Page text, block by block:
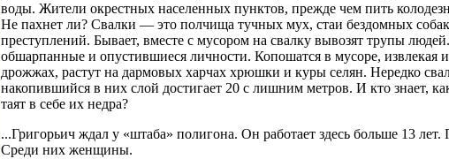
воды. Жители окрестных населенных пунктов, прежде чем пить
Не пахнет ли? Свалки — это полчища тучных мух, стаи бездомных
преступлений. Бывает, вместе с мусором на свалку вывозят трупы
обшарпанные и опустившиеся личности. Копошатся в мусоре, извлекая
дрожжах, растут на дармовых харчах хрюшки и куры селян. Нередко
накопившийся в них слой достигает 20 с лишним метров. И кто знает,
таят в себе их недра?
...Григорьич ждал у «штаба» полигона. Он работает здесь больше 13 лет.
Среди них женщины.